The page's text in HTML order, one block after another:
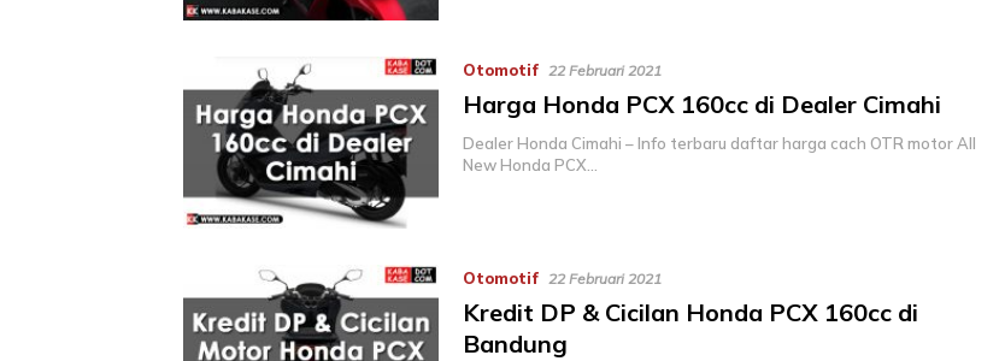
Otomotif 22 Februari 2021
Harga Honda PCX 160cc di Dealer Cimahi
Dealer Honda Cimahi – Info terbaru daftar harga cach OTR motor All
New Honda PCX…
Otomotif 22 Februari 2021
Kredit DP & Cicilan Honda PCX 160cc di
Bandung